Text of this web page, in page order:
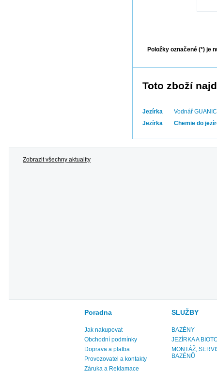
Položky označené (*) je
Toto zboží
Jezírka
Vodnář
Jezírka
Chemie do
Zobrazit všechny aktuality
Poradna
Jak nakupovat
Obchodní podmínky
Doprava a platba
Provozovatel a kontakty
Záruka a Reklamace
SLUŽBY
BAZÉNY
JEZÍRKA A
MONTÁŽ,
BAZÉNŮ